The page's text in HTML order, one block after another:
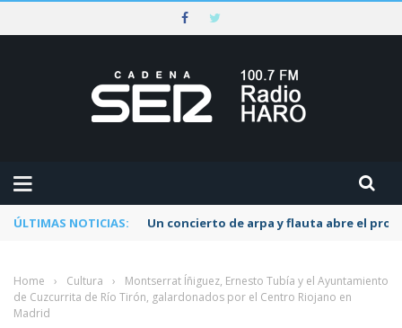
ÚLTIMAS NOTICIAS: Un concierto de arpa y flauta abre el
Home › Cultura ›
Montserrat Íñiguez, Ernesto Tubía y el Ayuntamiento
de Cuzcurrita de Río Tirón, galardonados por el Centro Riojano en
Madrid